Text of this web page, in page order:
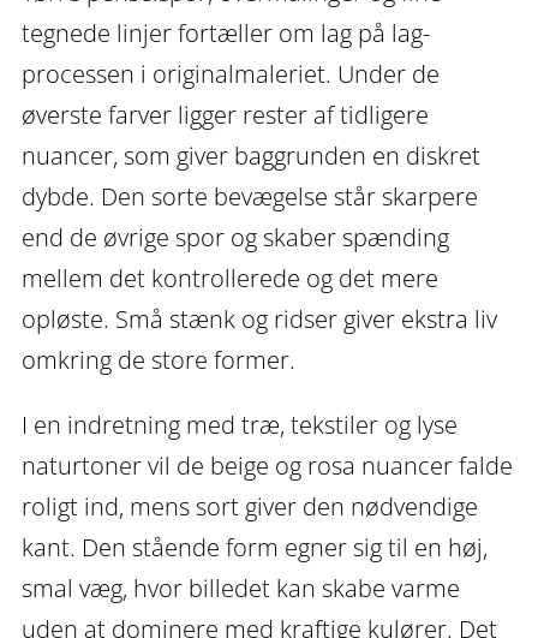
tegnede linjer fortæller om lag på lag-
processen i originalmaleriet. Under de
øverste farver ligger rester af tidligere
nuancer, som giver baggrunden en diskret
dybde. Den sorte bevægelse står skarpere
end de øvrige spor og skaber spænding
mellem det kontrollerede og det mere
opløste. Små stænk og ridser giver ekstra liv
omkring de store former.
I en indretning med træ, tekstiler og lyse
naturtoner vil de beige og rosa nuancer falde
roligt ind, mens sort giver den nødvendige
kant. Den stående form egner sig til en høj,
smal væg, hvor billedet kan skabe varme
uden at dominere med kraftige kulører. Det